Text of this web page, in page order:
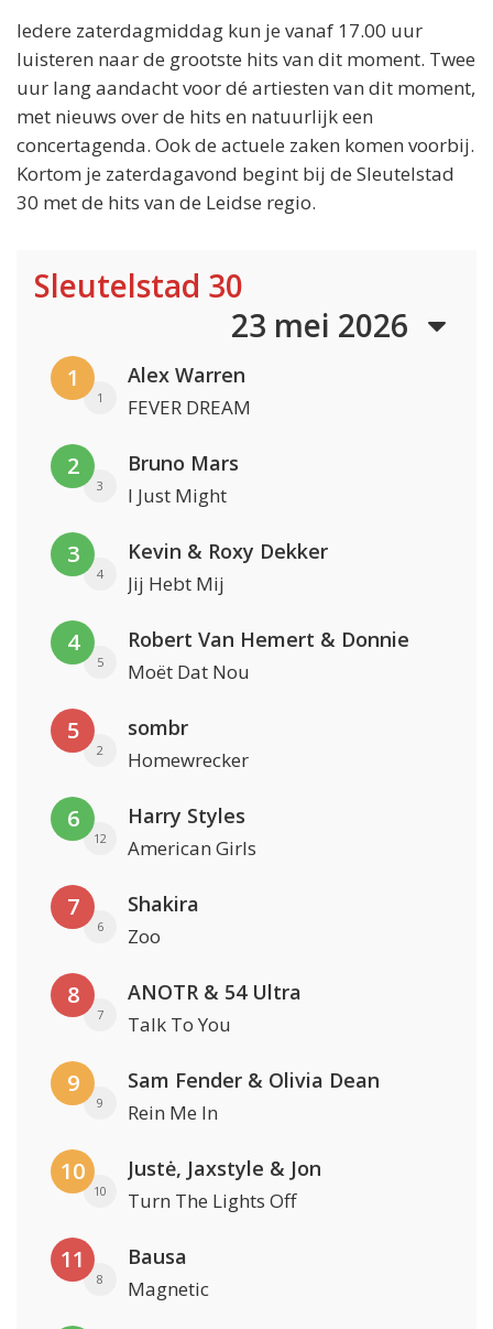
Iedere zaterdagmiddag kun je vanaf 17.00 uur
luisteren naar de grootste hits van dit moment. Twee
uur lang aandacht voor dé artiesten van dit moment,
met nieuws over de hits en natuurlijk een
concertagenda. Ook de actuele zaken komen voorbij.
Kortom je zaterdagavond begint bij de Sleutelstad
30 met de hits van de Leidse regio.
Sleutelstad 30
23 mei 2026
1
1
Alex Warren
FEVER DREAM
2
3
Bruno Mars
I Just Might
3
4
Kevin & Roxy Dekker
Jij Hebt Mij
4
5
Robert Van Hemert & Donnie
Moët Dat Nou
5
2
sombr
Homewrecker
6
12
Harry Styles
American Girls
7
6
Shakira
Zoo
8
7
ANOTR & 54 Ultra
Talk To You
9
9
Sam Fender & Olivia Dean
Rein Me In
10
10
Justė, Jaxstyle & Jon
Turn The Lights Off
11
8
Bausa
Magnetic